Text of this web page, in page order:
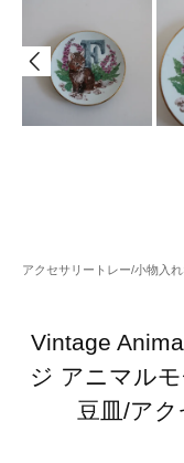
アクセサリートレー/小物入
Vintage
ジ アニマル
豆皿/ア